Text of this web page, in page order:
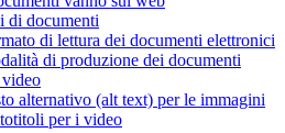
di documenti
di lettura dei documenti elettronici
di produzione dei documenti
alternativo (alt text) per le immagini
per i video